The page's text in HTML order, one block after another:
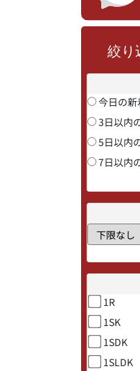
絞り
今日の
3日以内
5日以内
7日以内
1R
1SK
1SDK
1SLDK